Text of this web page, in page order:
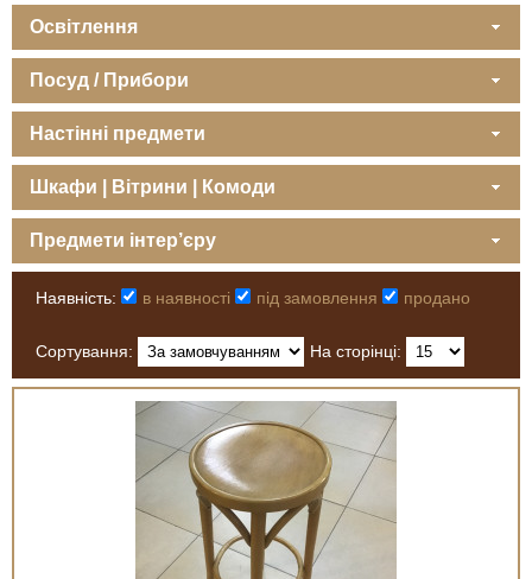
Освітлення
Посуд / Прибори
Настінні предмети
Шкафи | Вітрини | Комоди
Предмети інтер’єру
Наявність: в наявності під замовлення продано
Сортування: На сторінці: